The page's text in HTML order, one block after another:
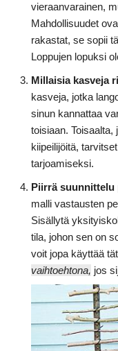
vieraanvarainen,
Mahdollisuudet
rakastat, se sopii
Loppujen lopuksi
Millaisia kasveja
kasveja, jotka
sinun kannattaa
toisiaan.
kiipeilijöitä,
tarjoamiseksi.
Piirrä suunnittelu
malli vastausten
Sisällytä
tila, johon sen on
voit jopa käyttää
vaihtoehtona, jos